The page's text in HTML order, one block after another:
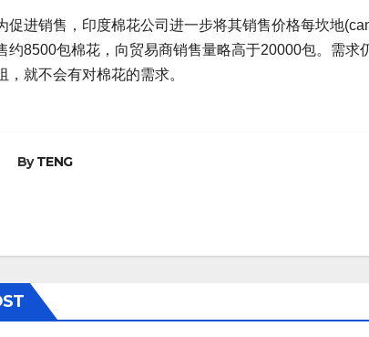
促进销售，印度棉花公司进一步将其销售价格每坎地
约8500包棉花，向贸易商销售量略高于20000包。需
，就不会有对棉花的需求。
ByTENG